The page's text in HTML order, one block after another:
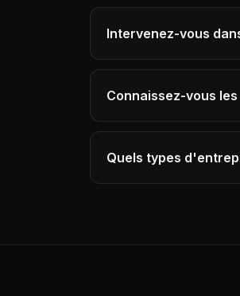
Intervenez-vous
Connaissez-vous
Quels types